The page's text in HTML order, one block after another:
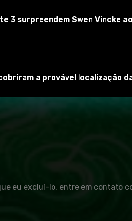
eu excluí-lo, entre em contato
3 surpreendem Swen Vincke
a provável localização